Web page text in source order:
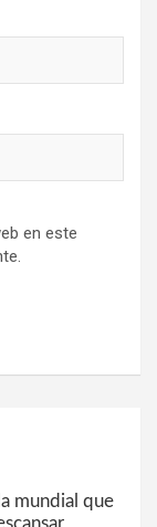
en este
mundial que